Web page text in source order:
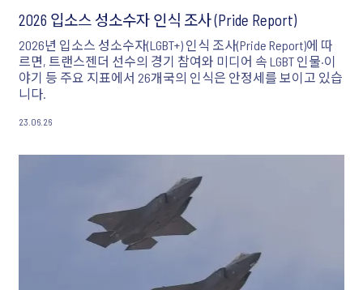
2026 입소스 성소수자 인식 조사 (Pride Report)
2026년 입소스 성소수자(LGBT+) 인식 조사(Pride Report)에 따
르면, 트랜스젠더 선수의 경기 참여와 미디어 속 LGBT 인물·이
야기 등 주요 지표에서 26개국의 인식은 안정세를 보이고 있습
니다.
23.06.26